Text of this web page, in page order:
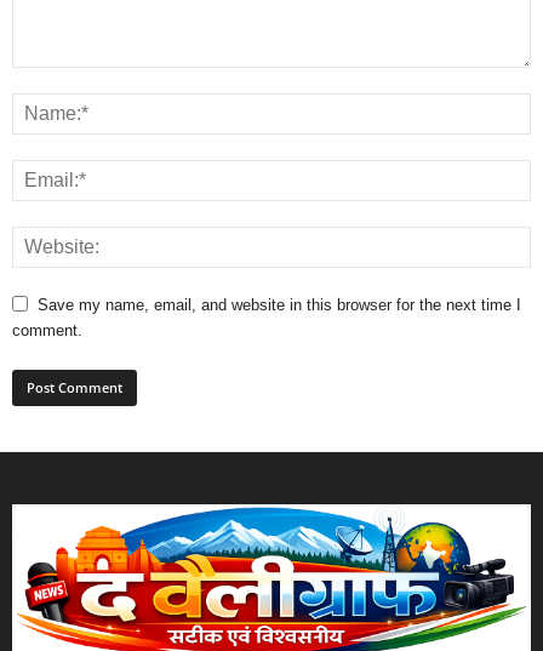
Save my name, email, and website in this browser for the next time I
comment.